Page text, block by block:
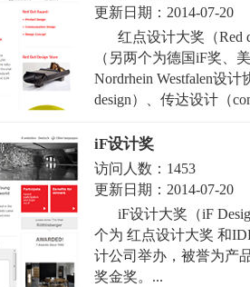
更新日期： 2014-07-20
红点设计大奖（Red
（另两个为德国iF奖、
Nordrhein Westfalen设
design）、传达设计（
iF设计奖
访问人数： 1453
更新日期： 2014-07-20
iF设计大奖（iF
个为 红点设计大奖 和
计公司举办，被誉为产
奖金奖。...